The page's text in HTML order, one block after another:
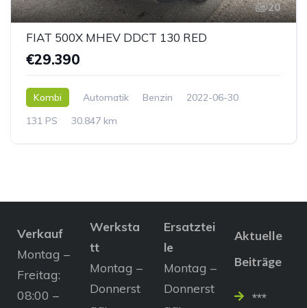
20
FIAT 500X MHEV DDCT 130 RED
€29.390
Kombi Automatik Benzin
2022-06-30
131 PS
30.847 km
Verkauf
Montag –
Freitag:
08:00 –
Werksta
tt
Montag –
Donnerst
Ersatztei
le
Montag –
Donnerst
Aktuelle
Beiträge
***